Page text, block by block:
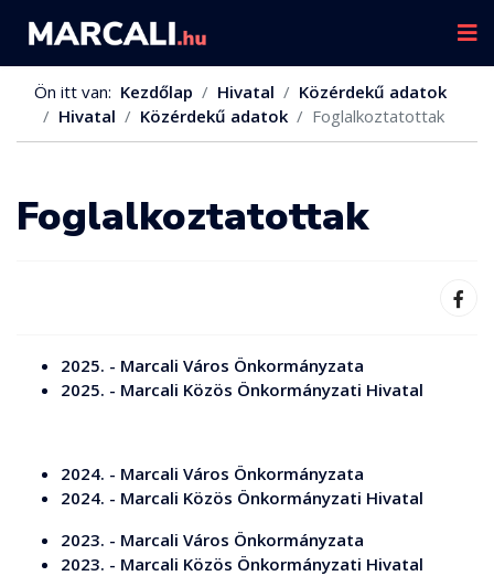
Ön itt van: Kezdőlap Hivatal
Közérdekű adatok
Hivatal
Közérdekű adatok Foglalkoztatottak
Foglalkoztatottak
2025. - Marcali Város Önkormányzata
2025. - Marcali Közös Önkormányzati Hivatal
2024. - Marcali Város Önkormányzata
2024. - Marcali Közös Önkormányzati Hivatal
2023. - Marcali Város Önkormányzata
2023. - Marcali Közös Önkormányzati Hivatal